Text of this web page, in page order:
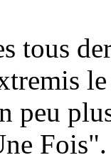
tous
peu
Fois".